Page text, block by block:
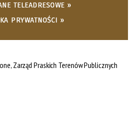
TELEADRESOWE »
PRYWATNOŚCI »
Zarząd Praskich Terenów Publicznych